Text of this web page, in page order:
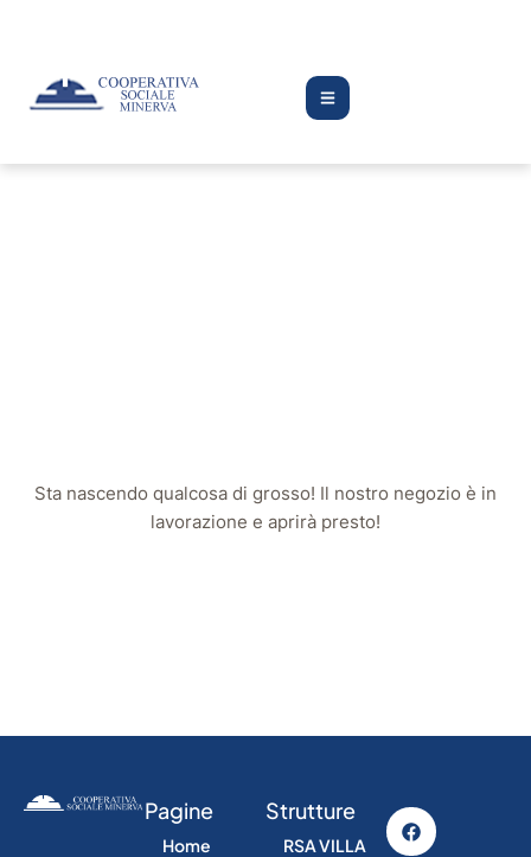
Sta nascendo qualcosa di grosso! Il nostro negozio è in
lavorazione e aprirà presto!
Pagine
Home
Strutture
RSA VILLA